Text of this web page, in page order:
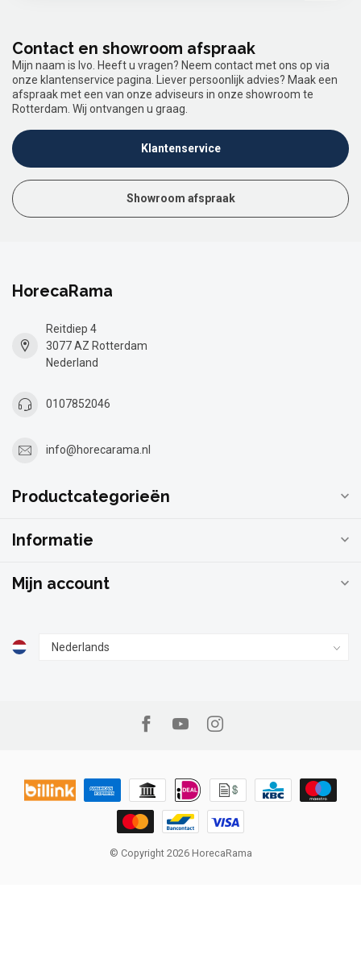
Contact en showroom afspraak
Mijn naam is Ivo. Heeft u vragen? Neem contact met ons op via
onze klantenservice pagina. Liever persoonlijk advies? Maak een
afspraak met een van onze adviseurs in onze showroom te
Rotterdam. Wij ontvangen u graag.
Klantenservice
Showroom afspraak
HorecaRama
Reitdiep 4
3077 AZ Rotterdam
Nederland
0107852046
info@horecarama.nl
Productcategorieën
Informatie
Mijn account
© Copyright 2026 HorecaRama